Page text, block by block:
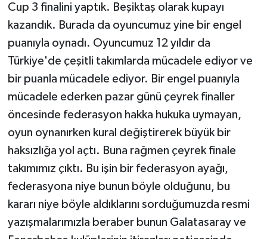
Cup 3 finalini yaptık. Beşiktaş olarak kupayı
kazandık. Burada da oyuncumuz yine bir engel
puanıyla oynadı. Oyuncumuz 12 yıldır da
Türkiye'de çeşitli takımlarda mücadele ediyor ve
bir puanla mücadele ediyor. Bir engel puanıyla
mücadele ederken pazar günü çeyrek finaller
öncesinde federasyon hakka hukuka uymayan,
oyun oynanırken kural değiştirerek büyük bir
haksızlığa yol açtı. Buna rağmen çeyrek finale
takımımız çıktı. Bu işin bir federasyon ayağı,
federasyona niye bunun böyle olduğunu, bu
kararı niye böyle aldıklarını sorduğumuzda resmi
yazışmalarımızla beraber bunun Galatasaray ve
YAŞAM
YEREL
Yerel Haberler